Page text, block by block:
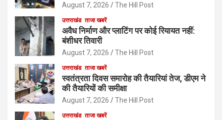
August 7, 2026 The Hill Post
उत्तराखंड ताजा खबरें
अवैध निर्माण और प्लाटिंग पर कोई रियायत नहीं:
बंशीधर तिवारी
August 7, 2026 The Hill Post
उत्तराखंड ताजा खबरें
स्वतंत्रता दिवस समारोह की तैयारियां तेज, डीएम ने
की तैयारियों की समीक्षा
August 7, 2026 The Hill Post
उत्तराखंड ताजा खबरें